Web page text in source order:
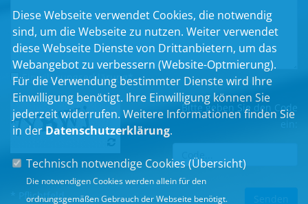
Einwilligungserklärung*
Bitte geben Sie den Code
* Pflichtfeld
Diese Webseite verwendet Cookies, die notwendig
sind, um die Webseite zu nutzen. Weiter verwendet
diese Webseite Dienste von Drittanbietern, um das
Webangebot zu verbessern (Website-Optmierung).
Für die Verwendung bestimmter Dienste wird Ihre
Einwilligung benötigt. Ihre Einwilligung können Sie
jederzeit widerrufen. Weitere Informationen finden Sie
in der Datenschutzerklärung.
Technisch notwendige Cookies (Übersicht)
Die notwendigen Cookies werden allein für den
ordnungsgemäßen Gebrauch der Webseite benötigt.